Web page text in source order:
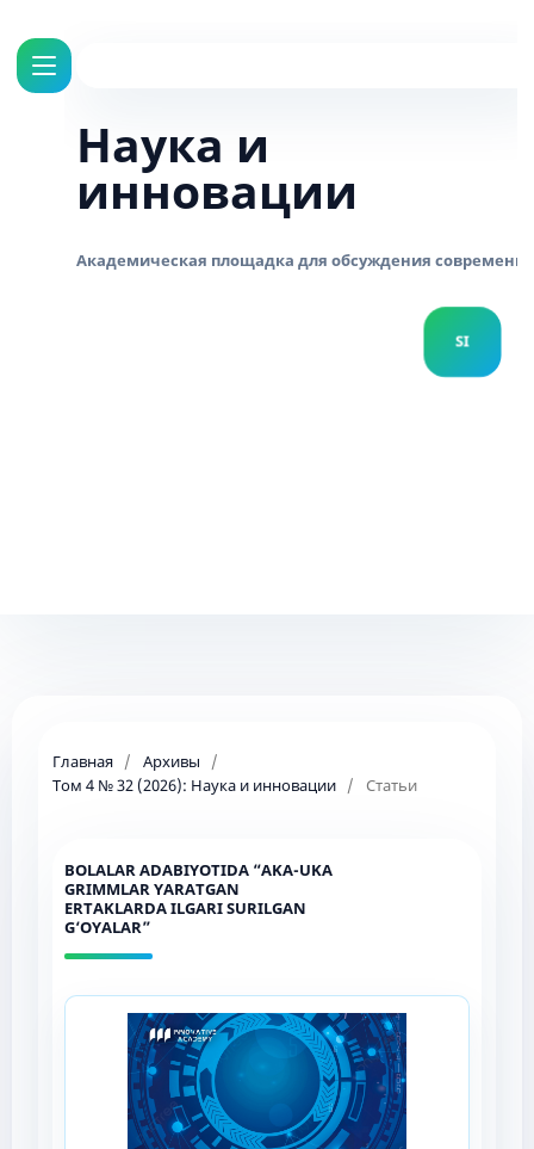
Наука и
инновации
Главная / Архивы
/
Том 4 № 32 (2026): Наука и инновации / Статьи
BOLALAR ADABIYOTIDA “AKA-UKA
GRIMMLAR YARATGAN
ERTAKLARDA ILGARI SURILGAN
G‘OYALAR”